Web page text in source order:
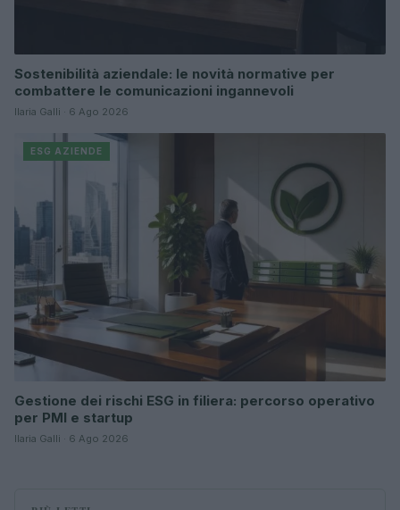
Sostenibilità aziendale: le novità normative per
combattere le comunicazioni ingannevoli
Ilaria Galli · 6 Ago 2026
ESG AZIENDE
Gestione dei rischi ESG in filiera: percorso operativo
per PMI e startup
Ilaria Galli · 6 Ago 2026